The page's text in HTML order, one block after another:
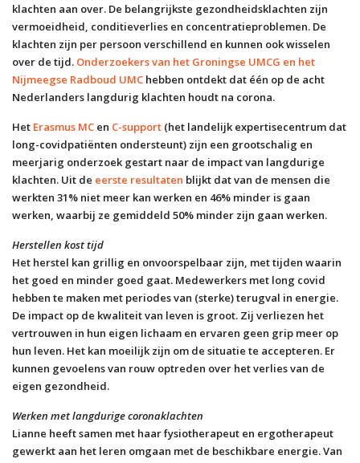
klachten aan over. De belangrijkste gezondheidsklachten zijn
vermoeidheid, conditieverlies en concentratieproblemen. De
klachten zijn per persoon verschillend en kunnen ook wisselen
over de tijd. Onderzoekers van het Groningse UMCG en het
Nijmeegse Radboud UMC hebben ontdekt dat één op de acht
Nederlanders langdurig klachten houdt na corona.
Het Erasmus MC en C-support (het landelijk expertisecentrum dat
long-covidpatiënten ondersteunt) zijn een grootschalig en
meerjarig onderzoek gestart naar de impact van langdurige
klachten. Uit de eerste resultaten blijkt dat van de mensen die
werkten 31% niet meer kan werken en 46% minder is gaan
werken, waarbij ze gemiddeld 50% minder zijn gaan werken.
Herstellen kost tijd
Het herstel kan grillig en onvoorspelbaar zijn, met tijden waarin
het goed en minder goed gaat. Medewerkers met long covid
hebben te maken met periodes van (sterke) terugval in energie.
De impact op de kwaliteit van leven is groot. Zij verliezen het
vertrouwen in hun eigen lichaam en ervaren geen grip meer op
hun leven. Het kan moeilijk zijn om de situatie te accepteren. Er
kunnen gevoelens van rouw optreden over het verlies van de
eigen gezondheid.
Werken met langdurige coronaklachten
Lianne heeft samen met haar fysiotherapeut en ergotherapeut
gewerkt aan het leren omgaan met de beschikbare energie. Van